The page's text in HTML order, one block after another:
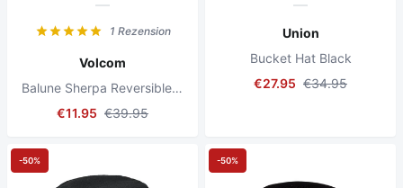
1 Rezension
Volcom
Balune Sherpa Reversible Bucket Hat Whitecap Grey
€11.95 €39.95
Union
Bucket Hat Black
€27.95 €34.95
-50% -50%